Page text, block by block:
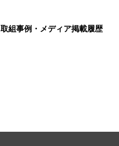
取組事例・メディア掲載履歴